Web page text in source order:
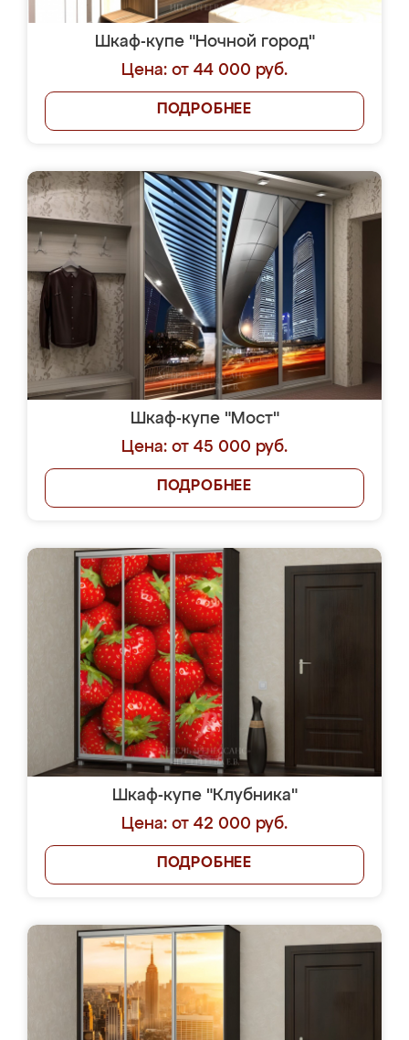
Шкаф-купе "Ночной город"
Цена: от 44 000 руб.
ПОДРОБНЕЕ
Шкаф-купе "Мост"
Цена: от 45 000 руб.
ПОДРОБНЕЕ
Шкаф-купе "Клубника"
Цена: от 42 000 руб.
ПОДРОБНЕЕ